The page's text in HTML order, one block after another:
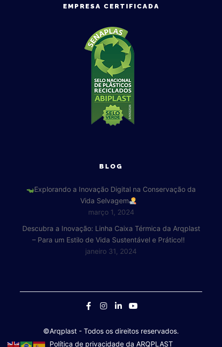
EMPRESA CERTIFICADA
BLOG
Explorando a Inovação Digital na Conservação da
Vida Selvagem
março 1, 2024
Descubra a Inovação: Linha Caixa Térmica da Arqplast
– Para um Estilo de Vida Sustentável e Prático!!
janeiro 31, 2024
©Arqplast - Todos os direitos reservados.
Política de privacidade da ARQPLAST